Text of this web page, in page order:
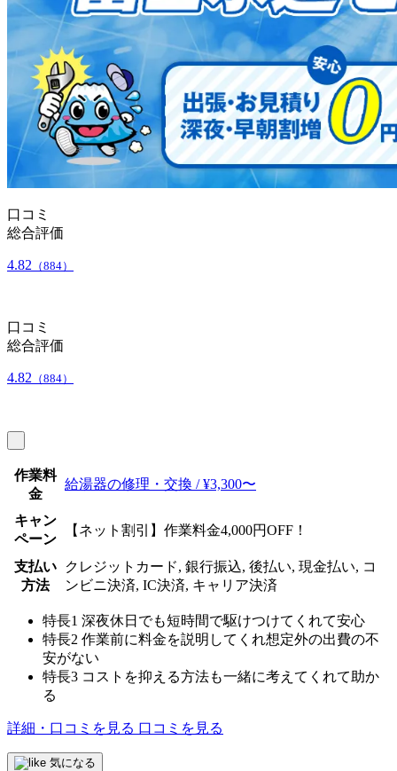
口コミ
総合評価
4.82 （884）
口コミ
総合評価
4.82 （884）
作業料
金
給湯器の修理・交換 / ¥3,300〜
キャン
ペーン
【ネット割引】作業料金4,000円OFF！
支払い
方法
クレジットカード, 銀行振込, 後払い, 現金払い, コ
ンビニ決済, IC決済, キャリア決済
特長1 深夜休日でも短時間で駆けつけてくれて安心
特長2 作業前に料金を説明してくれ想定外の出費の不
安がない
特長3 コストを抑える方法も一緒に考えてくれて助か
る
詳細・口コミを見る 口コミを見る
気になる